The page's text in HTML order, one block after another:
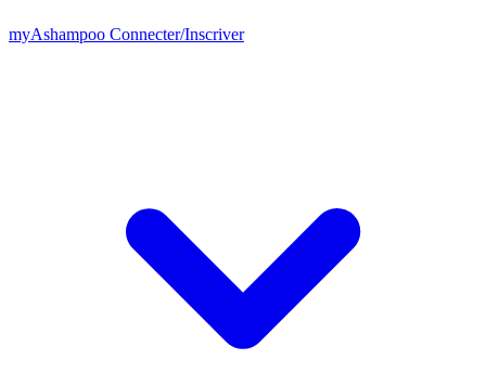
myAshampoo Connecter/Inscriver